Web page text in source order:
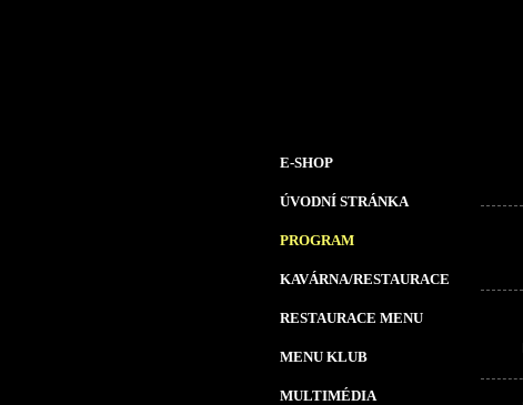
E-SHOP
ÚVODNÍ STRÁNKA
PROGRAM
KAVÁRNA/RESTAURACE
RESTAURACE MENU
MENU KLUB
MULTIMÉDIA